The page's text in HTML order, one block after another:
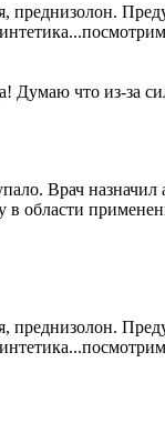
преднизолон.
что из-за
Врач
в области
преднизолон.